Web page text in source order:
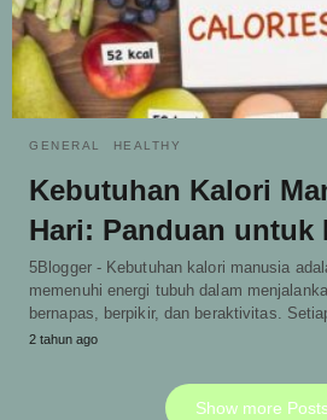
GENERAL HEALTHY
Kebutuhan Kalori
Hari: Panduan untuk
5Blogger - Kebutuhan kalori manusia
memenuhi energi tubuh dalam
bernapas, berpikir, dan beraktivitas.
2 tahun ago
Show more